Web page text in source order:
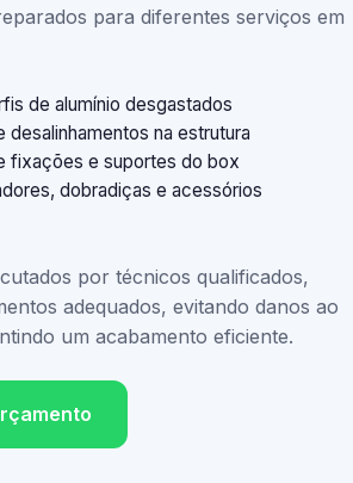
para diferentes serviços em
de alumínio desgastados
na estrutura
fixações e suportes do box
dobradiças e acessórios
por técnicos qualificados,
adequados, evitando danos ao
um acabamento eficiente.